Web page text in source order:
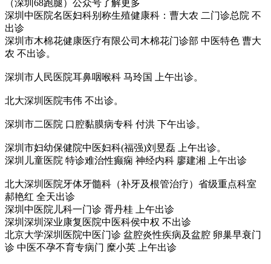
（深圳68跑腿）公众号了解更多
深圳中医院名医妇科别称生殖健康科：曹大农 二门诊总院 不
出诊
深圳市木棉花健康医疗有限公司木棉花门诊部 中医特色 曹大
农 不出诊。
深圳市人民医院耳鼻咽喉科 马玲国 上午出诊。
北大深圳医院韦伟 不出诊。
深圳市二医院 口腔黏膜病专科 付洪 下午出诊。
深圳市妇幼保健院中医妇科(福强)刘昱磊 上午出诊。
深圳儿童医院 特诊难治性癫痫 神经内科 廖建湘 上午出诊
北大深圳医院牙体牙髓科（补牙及根管治疗）省级重点科室
郝艳红 全天出诊
深圳中医院儿科一门诊 胥丹桂 上午出诊
深圳深圳深业康复医院中医科侯中权 不出诊
北京大学深圳医院中医门诊 盆腔炎性疾病及盆腔 卵巢早衰门
诊 中医不孕不育专病门 糜小英 上午出诊